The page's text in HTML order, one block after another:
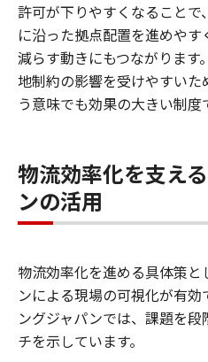
許可が下りやすくなること
に沿った拠点配置を進めや
減らす動きにもつながりま
地制約の影響を受けやすい
う意味でも効果の大きい制度
物流効率化を支え
ンの活用
物流効率化を進める具体策
ンによる現場の可視化が有効
ングジャパンでは、課題を
チを示しています。